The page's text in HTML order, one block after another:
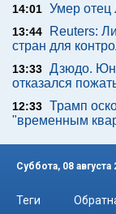
14:01 Умер отец
13:44
Reuters:
стран для
13:33 Дзюдо.
отказался
12:33 Трамп
"временным
Суббота, 08 августа
Теги